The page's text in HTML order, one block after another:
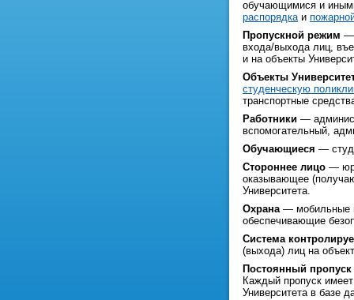
обучающимися и
распорядкаи
Пропускной режим —
входа/выхода лиц,
и на объекты
Объекты
студенческую
транспортные
Работники —
вспомогательный,
Обучающиеся —
Стороннее лицо —
оказывающее
Университета.
Охрана— мобильные
обеспечивающие
Система
(выхода) лиц на
Постоянный пропуск
Каждый пропуск
Университета в базе